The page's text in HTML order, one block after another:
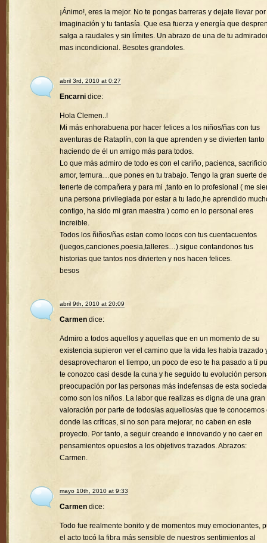
¡Ánimo!, eres la mejor. No te pongas barreras y dejate llevar por
imaginación y tu fantasía. Que esa fuerza y energía que
salga a raudales y sin límites. Un abrazo de una de tu
mas incondicional. Besotes grandotes.
abril 3rd, 2010 at 0:27
Encarni dice:
Hola Clemen..!
Mi más enhorabuena por hacer felices a los niños/ñas con tus
aventuras de Rataplín, con la que aprenden y se divierten tanto
haciendo de él un amigo más para todos.
Lo que más admiro de todo es con el cariño, pacienca,
amor, ternura…que pones en tu trabajo. Tengo la gran suerte de
tenerte de compañera y para mi ,tanto en lo profesional ( me
una persona privilegiada por estar a tu lado,he aprendido
contigo, ha sido mi gran maestra ) como en lo personal eres
increible.
Todos los ñiños/ñas estan como locos con tus cuentacuentos
(juegos,canciones,poesia,talleres…).sigue contandonos tus
historias que tantos nos divierten y nos hacen felices.
besos
abril 9th, 2010 at 20:09
Carmen dice:
Admiro a todos aquellos y aquellas que en un momento de su
existencia supieron ver el camino que la vida les había trazado
desaprovecharon el tiempo, un poco de eso te ha pasado a tí
te conozco casi desde la cuna y he seguido tu evolución
preocupación por las personas más indefensas de esta
como son los niños. La labor que realizas es digna de una gran
valoración por parte de todos/as aquellos/as que te conocemos
donde las críticas, si no son para mejorar, no caben en este
proyecto. Por tanto, a seguir creando e innovando y no caer en
pensamientos opuestos a los objetivos trazados. Abrazos:
Carmen.
mayo 10th, 2010 at 9:33
Carmen dice:
Todo fue realmente bonito y de momentos muy emocionantes,
el acto tocó la fibra más sensible de nuestros sentimientos al